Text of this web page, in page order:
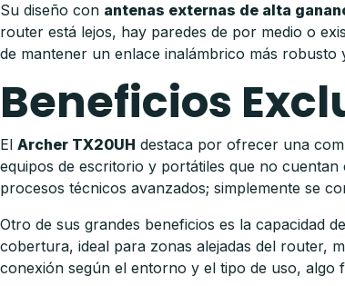
Su diseño con antenas externas de alta
router está lejos, hay paredes de por medio o
de mantener un enlace inalámbrico más robusto
Beneficios
El Archer TX20UH destaca por ofrecer una
equipos de escritorio y portátiles que no
procesos técnicos avanzados; simplemente se
Otro de sus grandes beneficios es la capacidad
cobertura, ideal para zonas alejadas del router,
conexión según el entorno y el tipo de uso, algo